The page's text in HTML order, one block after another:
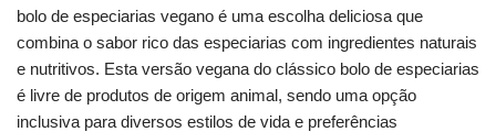
bolo de especiarias vegano é uma escolha deliciosa que
combina o sabor rico das especiarias com ingredientes naturais
e nutritivos. Esta versão vegana do clássico bolo de especiarias
é livre de produtos de origem animal, sendo uma opção
inclusiva para diversos estilos de vida e preferências